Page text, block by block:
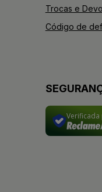
Trocas e
Código de